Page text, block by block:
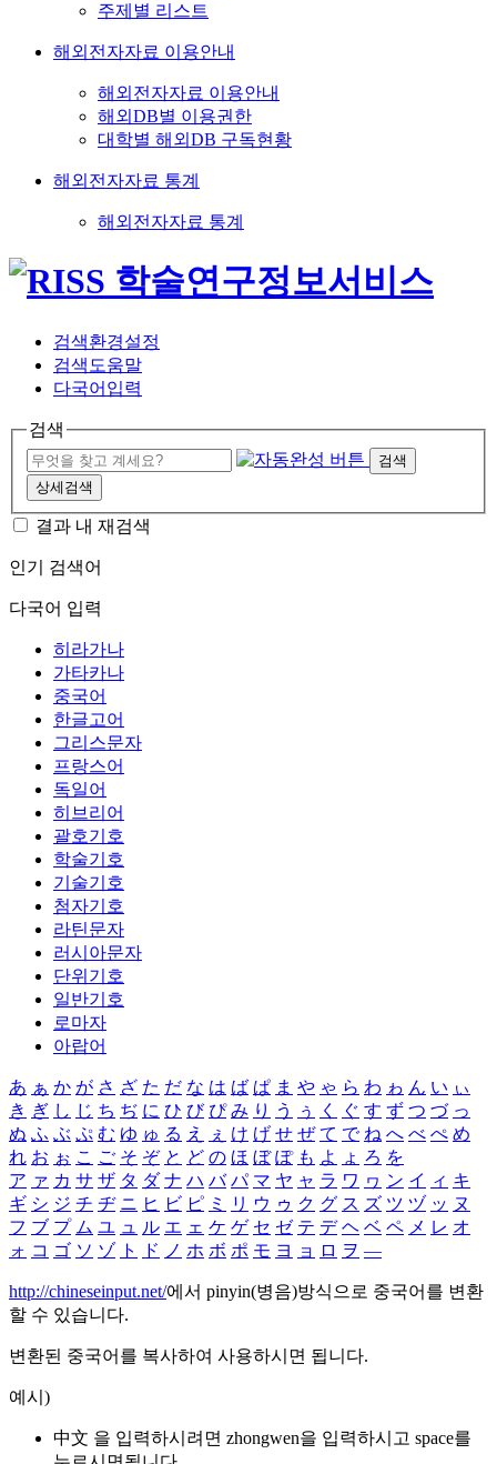
주제별 리스트
해외전자자료 이용안내
해외전자자료 이용안내
해외DB별 이용권한
대학별 해외DB 구독현황
해외전자자료 통계
해외전자자료 통계
검색환경설정
검색도움말
다국어입력
검색
검색
상세검색
결과 내 재검색
인기 검색어
다국어 입력
히라가나
가타카나
중국어
한글고어
그리스문자
프랑스어
독일어
히브리어
괄호기호
학술기호
기술기호
첨자기호
라틴문자
러시아문자
단위기호
일반기호
로마자
아랍어
あ ぁ か が さ ざ た だ な は ば ぱ ま や ゃ ら わ ゎ ん い ぃ
き ぎ し じ ち ぢ に ひ び ぴ み り う ぅ く ぐ す ず つ づ っ
ぬ ふ ぶ ぷ む ゆ ゅ る え ぇ け げ せ ぜ て で ね へ べ ぺ め
れ お ぉ こ ご そ ぞ と ど の ほ ぼ ぽ も よ ょ ろ を
ア ァ カ サ ザ タ ダ ナ ハ バ パ マ ヤ ャ ラ ワ ヮ ン イ ィ キ
ギ シ ジ チ ヂ ニ ヒ ビ ピ ミ リ ウ ゥ ク グ ス ズ ツ ヅ ッ ヌ
フ ブ プ ム ユ ュ ル エ ェ ケ ゲ セ ゼ テ デ ヘ ベ ペ メ レ オ
ォ コ ゴ ソ ゾ ト ド ノ ホ ボ ポ モ ヨ ョ ロ ヲ ―
http://chineseinput.net/에서 pinyin(병음)방식으로 중국어를 변환
할 수 있습니다.
변환된 중국어를 복사하여 사용하시면 됩니다.
예시)
中文 을 입력하시려면 zhongwen을 입력하시고 space를